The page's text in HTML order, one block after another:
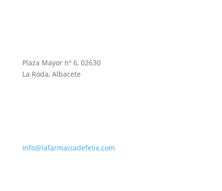
Plaza Mayor nº 6, 02630
La Roda, Albacete
info@lafarmaciadefelix.com